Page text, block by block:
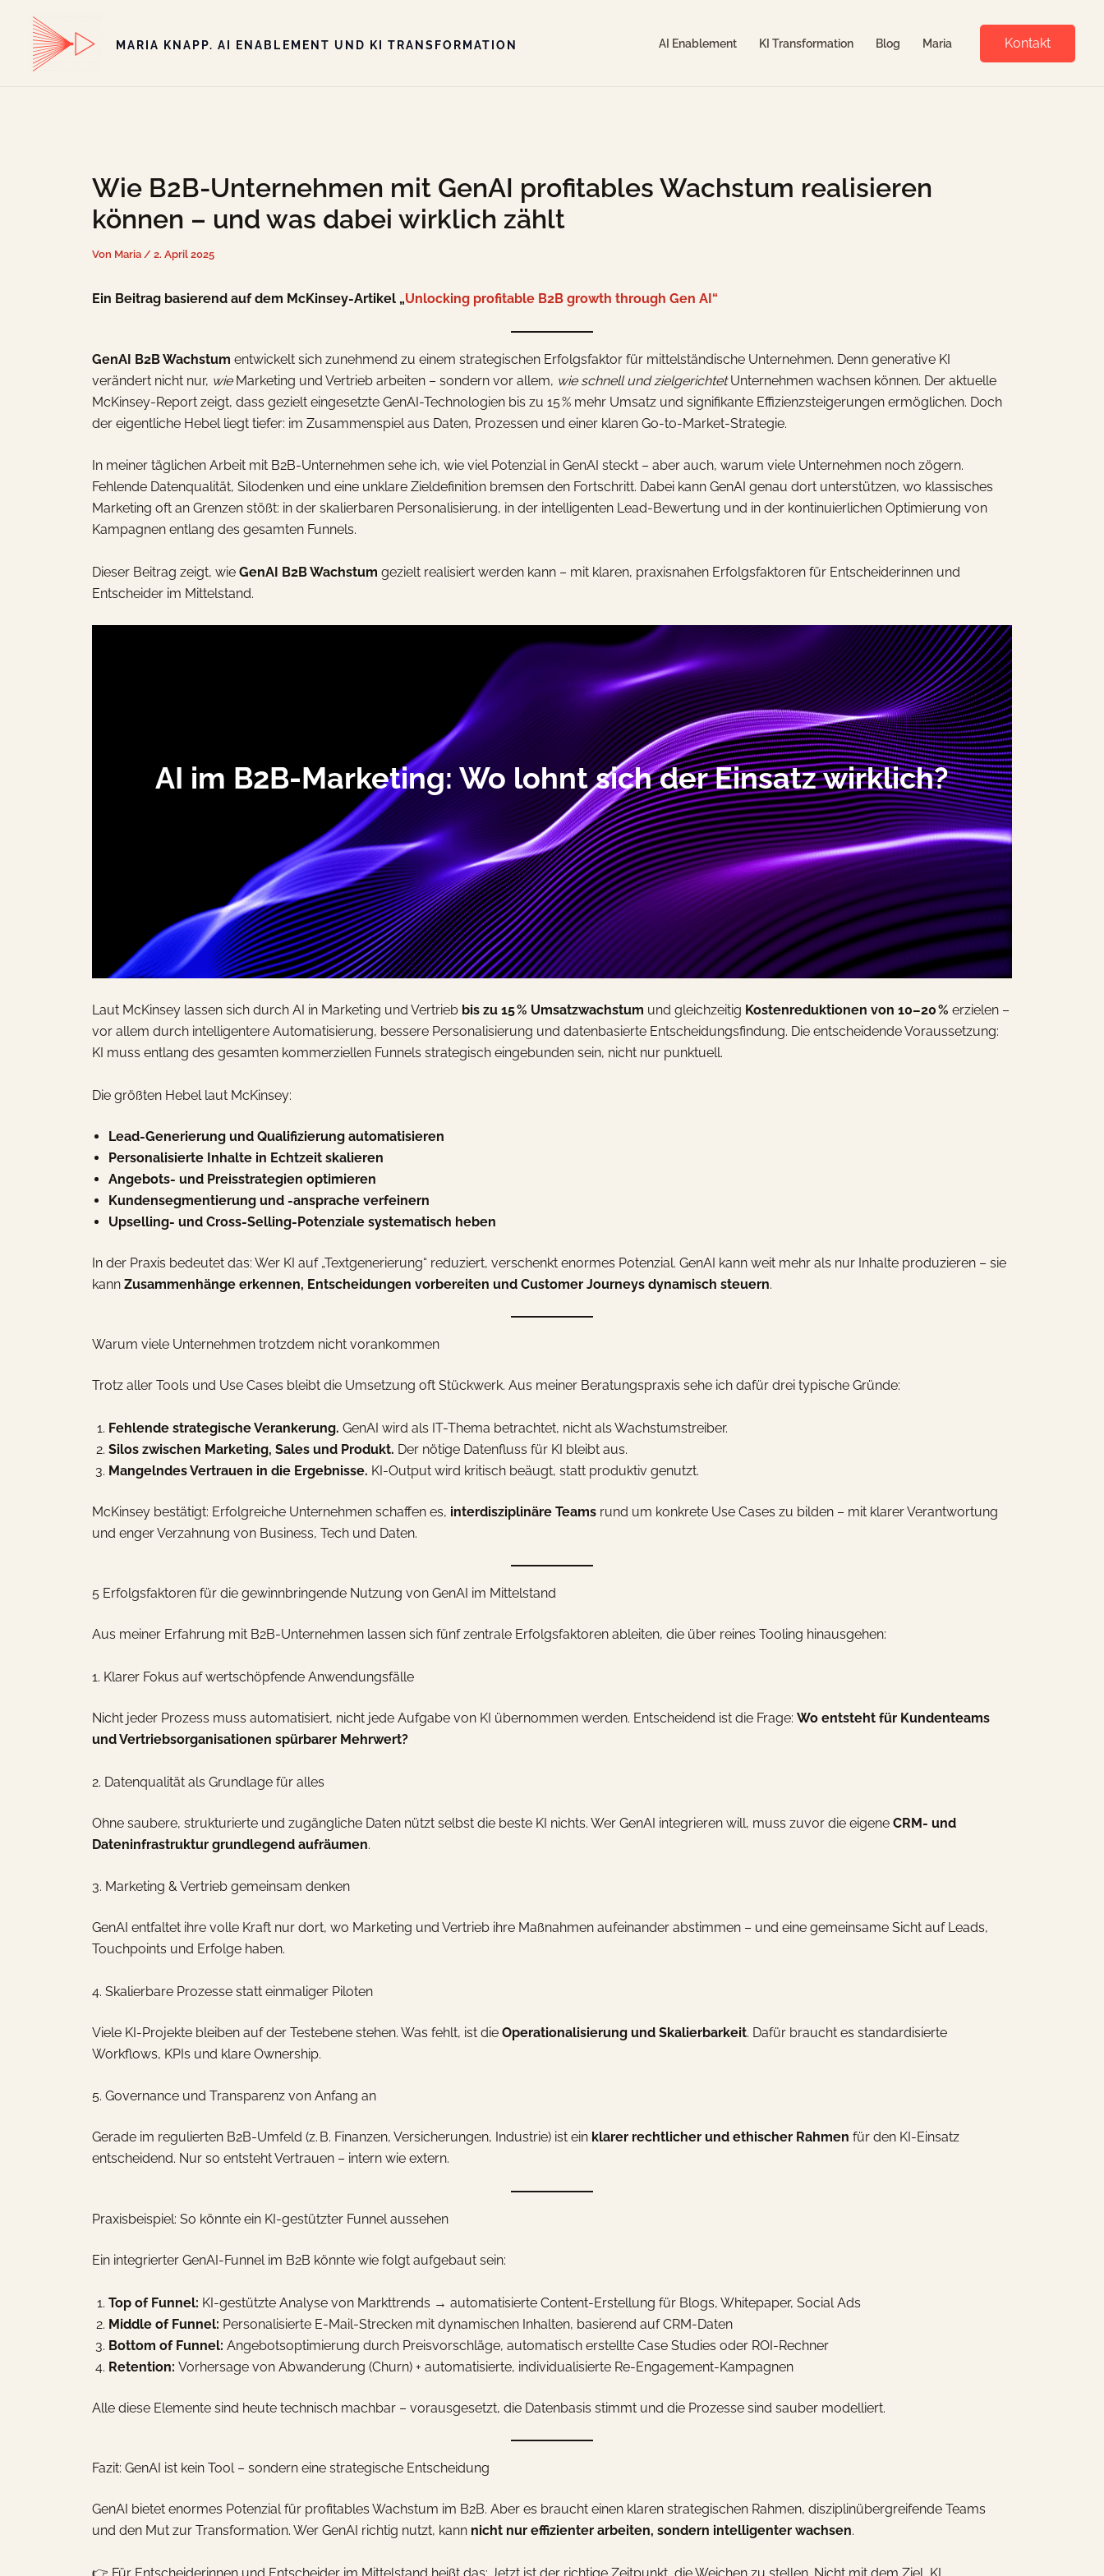
springen
MARIA KNAPP. AI ENABLEMENT UND KI TRANSFORMATION AI Enablement KI Transformation Blog Maria Kontakt
Wie B2B-Unternehmen mit GenAI profitables Wachstum realisieren
können – und was dabei wirklich zählt
Von Maria / 2. April 2025
Ein Beitrag basierend auf dem McKinsey-Artikel „Unlocking profitable B2B growth through Gen AI“
GenAI B2B Wachstum entwickelt sich zunehmend zu einem strategischen Erfolgsfaktor für mittelständische Unternehmen. Denn generative KI
verändert nicht nur, wieMarketing und Vertrieb arbeiten – sondern vor allem, wie schnell und zielgerichtetUnternehmen wachsen können. Der aktuelle
McKinsey-Report zeigt, dass gezielt eingesetzte GenAI-Technologien bis zu 15 % mehr Umsatz und signifikante Effizienzsteigerungen ermöglichen. Doch
der eigentliche Hebel liegt tiefer: im Zusammenspiel aus Daten, Prozessen und einer klaren Go-to-Market-Strategie.
In meiner täglichen Arbeit mit B2B-Unternehmen sehe ich, wie viel Potenzial in GenAI steckt – aber auch, warum viele Unternehmen noch zögern.
Fehlende Datenqualität, Silodenken und eine unklare Zieldefinition bremsen den Fortschritt. Dabei kann GenAI genau dort unterstützen, wo klassisches
Marketing oft an Grenzen stößt: in der skalierbaren Personalisierung, in der intelligenten Lead-Bewertung und in der kontinuierlichen Optimierung von
Kampagnen entlang des gesamten Funnels.
Dieser Beitrag zeigt, wie GenAI B2B Wachstum gezielt realisiert werden kann – mit klaren, praxisnahen Erfolgsfaktoren für Entscheiderinnen und
Entscheider im Mittelstand.
AI im B2B-Marketing: Wo lohnt sich der Einsatz wirklich?
Laut McKinsey lassen sich durch AI in Marketing und Vertrieb bis zu 15 % Umsatzwachstum und gleichzeitig Kostenreduktionen von 10–20 % erzielen –
vor allem durch intelligentere Automatisierung, bessere Personalisierung und datenbasierte Entscheidungsfindung. Die entscheidende Voraussetzung:
KI muss entlang des gesamten kommerziellen Funnels strategisch eingebunden sein, nicht nur punktuell.
Die größten Hebel laut McKinsey:
Lead-Generierung und Qualifizierung automatisieren
Personalisierte Inhalte in Echtzeit skalieren
Angebots- und Preisstrategien optimieren
Kundensegmentierung und -ansprache verfeinern
Upselling- und Cross-Selling-Potenziale systematisch heben
In der Praxis bedeutet das: Wer KI auf „Textgenerierung“ reduziert, verschenkt enormes Potenzial. GenAI kann weit mehr als nur Inhalte produzieren – sie
kann Zusammenhänge erkennen, Entscheidungen vorbereiten und Customer Journeys dynamisch steuern.
Warum viele Unternehmen trotzdem nicht vorankommen
Trotz aller Tools und Use Cases bleibt die Umsetzung oft Stückwerk. Aus meiner Beratungspraxis sehe ich dafür drei typische Gründe:
Fehlende strategische Verankerung. GenAI wird als IT-Thema betrachtet, nicht als Wachstumstreiber.
Silos zwischen Marketing, Sales und Produkt. Der nötige Datenfluss für KI bleibt aus.
Mangelndes Vertrauen in die Ergebnisse. KI-Output wird kritisch beäugt, statt produktiv genutzt.
McKinsey bestätigt: Erfolgreiche Unternehmen schaffen es, interdisziplinäre Teams rund um konkrete Use Cases zu bilden – mit klarer Verantwortung
und enger Verzahnung von Business, Tech und Daten.
5 Erfolgsfaktoren für die gewinnbringende Nutzung von GenAI im Mittelstand
Aus meiner Erfahrung mit B2B-Unternehmen lassen sich fünf zentrale Erfolgsfaktoren ableiten, die über reines Tooling hinausgehen:
1. Klarer Fokus auf wertschöpfende Anwendungsfälle
Nicht jeder Prozess muss automatisiert, nicht jede Aufgabe von KI übernommen werden. Entscheidend ist die Frage: Wo entsteht für Kundenteams
und Vertriebsorganisationen spürbarer Mehrwert?
2. Datenqualität als Grundlage für alles
Ohne saubere, strukturierte und zugängliche Daten nützt selbst die beste KI nichts. Wer GenAI integrieren will, muss zuvor die eigene CRM- und
Dateninfrastruktur grundlegend aufräumen.
3. Marketing & Vertrieb gemeinsam denken
GenAI entfaltet ihre volle Kraft nur dort, wo Marketing und Vertrieb ihre Maßnahmen aufeinander abstimmen – und eine gemeinsame Sicht auf Leads,
Touchpoints und Erfolge haben.
4. Skalierbare Prozesse statt einmaliger Piloten
Viele KI-Projekte bleiben auf der Testebene stehen. Was fehlt, ist die Operationalisierung und Skalierbarkeit. Dafür braucht es standardisierte
Workflows, KPIs und klare Ownership.
5. Governance und Transparenz von Anfang an
Gerade im regulierten B2B-Umfeld (z. B. Finanzen, Versicherungen, Industrie) ist ein klarer rechtlicher und ethischer Rahmen für den KI-Einsatz
entscheidend. Nur so entsteht Vertrauen – intern wie extern.
Praxisbeispiel: So könnte ein KI-gestützter Funnel aussehen
Ein integrierter GenAI-Funnel im B2B könnte wie folgt aufgebaut sein:
Top of Funnel: KI-gestützte Analyse von Markttrends → automatisierte Content-Erstellung für Blogs, Whitepaper, Social Ads
Middle of Funnel: Personalisierte E-Mail-Strecken mit dynamischen Inhalten, basierend auf CRM-Daten
Bottom of Funnel: Angebotsoptimierung durch Preisvorschläge, automatisch erstellte Case Studies oder ROI-Rechner
Retention: Vorhersage von Abwanderung (Churn) + automatisierte, individualisierte Re-Engagement-Kampagnen
Alle diese Elemente sind heute technisch machbar – vorausgesetzt, die Datenbasis stimmt und die Prozesse sind sauber modelliert.
Fazit: GenAI ist kein Tool – sondern eine strategische Entscheidung
GenAI bietet enormes Potenzial für profitables Wachstum im B2B. Aber es braucht einen klaren strategischen Rahmen, disziplinübergreifende Teams
und den Mut zur Transformation. Wer GenAI richtig nutzt, kann nicht nur effizienter arbeiten, sondern intelligenter wachsen.
👉 Für Entscheiderinnen und Entscheider im Mittelstand heißt das: Jetzt ist der richtige Zeitpunkt, die Weichen zu stellen. Nicht mit dem Ziel, KI